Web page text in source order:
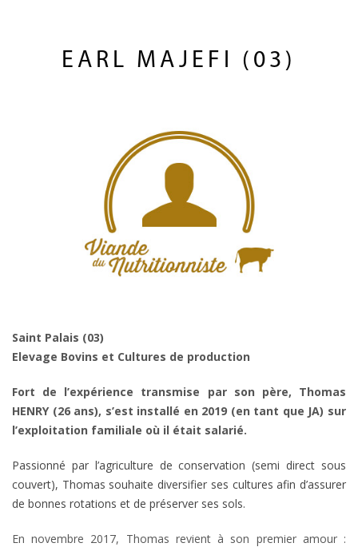
EARL MAJEFI (03)
Saint Palais (03)
Elevage Bovins et Cultures de production
Fort de l’expérience transmise par son père, Thomas
HENRY (26 ans), s’est installé en 2019 (en tant que JA) sur
l’exploitation familiale où il était salarié.
Passionné par l’agriculture de conservation (semi direct sous
couvert), Thomas souhaite diversifier ses cultures afin d’assurer
de bonnes rotations et de préserver ses sols.
En novembre 2017, Thomas revient à son premier amour :